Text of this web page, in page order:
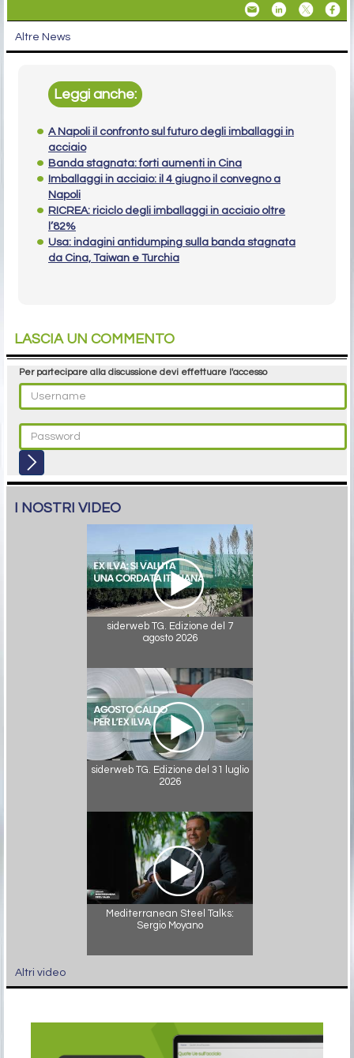
Altre News
Leggi anche:
A Napoli il confronto sul futuro degli imballaggi in
acciaio
Banda stagnata: forti aumenti in Cina
Imballaggi in acciaio: il 4 giugno il convegno a
Napoli
RICREA: riciclo degli imballaggi in acciaio oltre
l’82%
Usa: indagini antidumping sulla banda stagnata
da Cina, Taiwan e Turchia
LASCIA UN COMMENTO
Per partecipare alla discussione devi effettuare l'accesso
I NOSTRI VIDEO
siderweb TG. Edizione del 7
agosto 2026
siderweb TG. Edizione del 31 luglio
2026
Mediterranean Steel Talks:
Sergio Moyano
Altri video